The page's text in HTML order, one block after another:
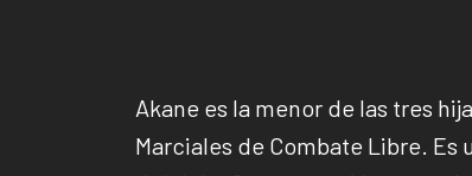
Akane es la menor de las tres
Marciales de Combate Libre.